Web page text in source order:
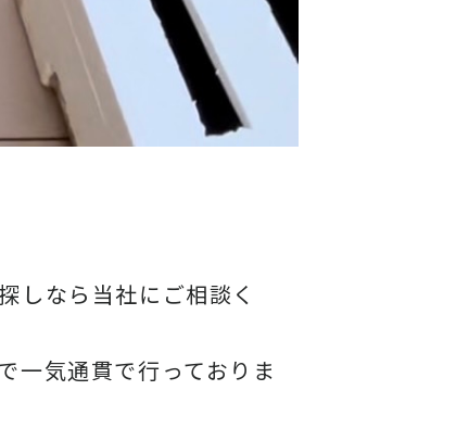
しなら当社にご相談く
一気通貫で行っておりま